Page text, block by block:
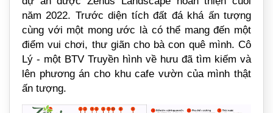
năm 2022. Trước diện tích đất đá khá ấn tượng
cùng với một mong ước là có thể mang đến một
điểm vui chơi, thư giãn cho bà con quê mình. Cô
Lý - một BTV Truyền hình về hưu đã tìm kiếm và
lên phương án cho khu cafe vườn của mình thật
ấn tượng.